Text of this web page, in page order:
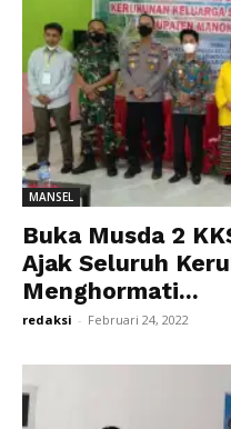
MANSEL
Buka Musda 2
Ajak Seluruh
Menghormati...
redaksi - Februari 24, 2022